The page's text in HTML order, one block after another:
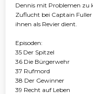
Dennis mit Problemen zu
Zuflucht bei Captain
ihnen als Revier dient.
Episoden:
35 Der Spitzel
36 Die Bürgerwehr
37 Rufmord
38 Der Gewinner
39 Recht auf Leben